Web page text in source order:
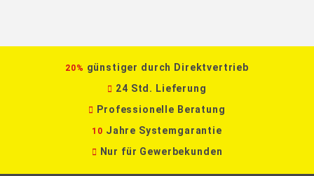
20% günstiger durch Direktvertrieb
24 Std. Lieferung
Professionelle Beratung
10 Jahre Systemgarantie
Nur für Gewerbekunden